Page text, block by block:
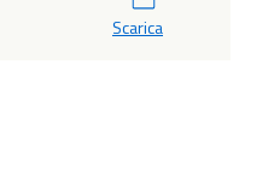
Scarica